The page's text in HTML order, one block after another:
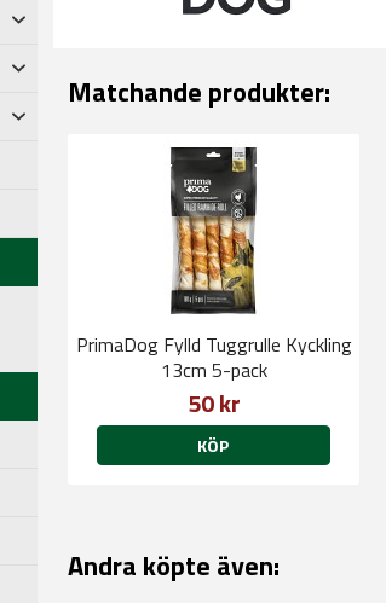
Matchande produkter:
PrimaDog Fylld Tuggrulle Kyckling
13cm 5-pack
50 kr
KÖP
Andra köpte även: